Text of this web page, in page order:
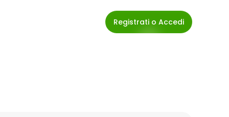
Registrati o Accedi